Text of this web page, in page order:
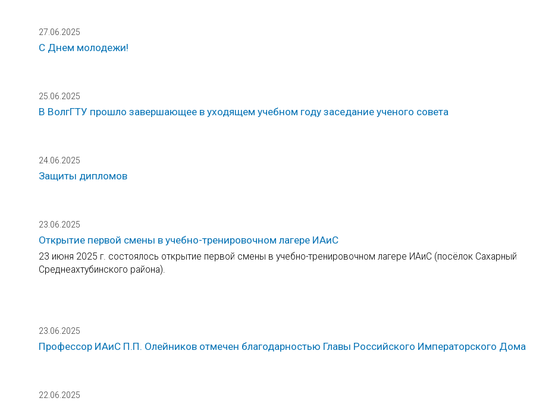
27.06.2025
С Днем молодежи!
25.06.2025
В ВолгГТУ прошло завершающее в уходящем учебном году заседание ученого совета
24.06.2025
Защиты дипломов
23.06.2025
Открытие первой смены в учебно-тренировочном лагере ИАиС
23 июня 2025 г. состоялось открытие первой смены в учебно-тренировочном лагере ИАиС (посёлок Сахарный
Среднеахтубинского района).
23.06.2025
Профессор ИАиС П.П. Олейников отмечен благодарностью Главы Российского Императорского Дома
22.06.2025